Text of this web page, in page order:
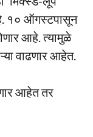
१० ऑगस्टपासून
आहे. त्यामुळे
वाढणार आहेत.
आहेत तर